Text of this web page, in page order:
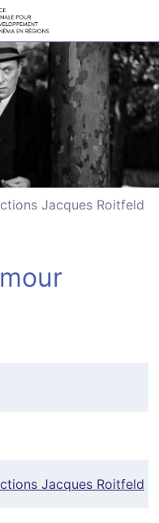
PRINCIPAL
Jacques Roitfeld
Jacques Roitfeld